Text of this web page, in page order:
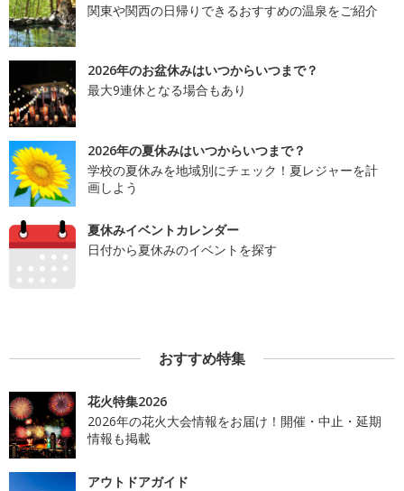
関東や関西の日帰りできるおすすめの温泉をご紹介
2026年のお盆休みはいつからいつまで？
最大9連休となる場合もあり
2026年の夏休みはいつからいつまで？
学校の夏休みを地域別にチェック！夏レジャーを計
画しよう
夏休みイベントカレンダー
日付から夏休みのイベントを探す
おすすめ特集
花火特集2026
2026年の花火大会情報をお届け！開催・中止・延期
情報も掲載
アウトドアガイド